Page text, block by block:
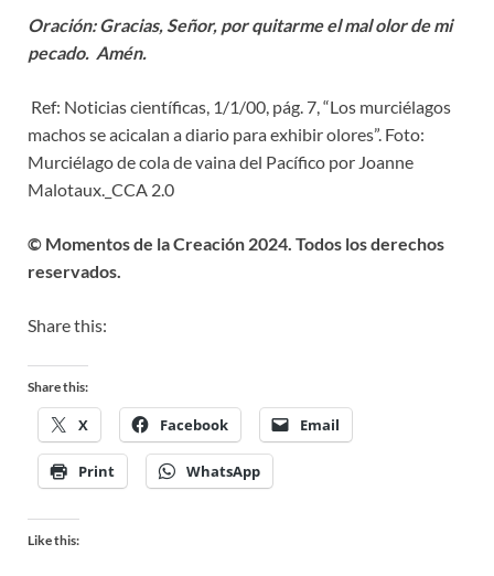
Oración: Gracias, Señor, por quitarme el mal olor de mi
pecado. Amén.
Ref: Noticias científicas, 1/1/00, pág. 7, “Los murciélagos
machos se acicalan a diario para exhibir olores”. Foto:
Murciélago de cola de vaina del Pacífico por Joanne
Malotaux._CCA 2.0
© Momentos de la Creación 2024. Todos los derechos
reservados.
Share this:
Share this:
X Facebook Email
Print WhatsApp
Like this: